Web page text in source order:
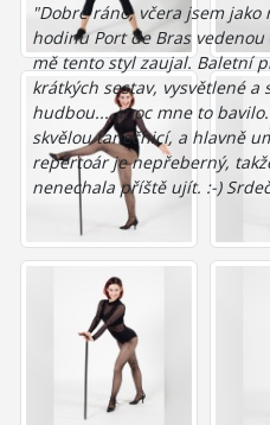
"Dobré ráno, včera jsem
hodinu Port de Bras
mě tento styl zaujal. Baletní
krátkých sestav, vysvětlené
hudbou.....moc mne to
skvělou tanečnicí, a hlavně
repertoár je nepřeberný,
nenechala příště ujít. :-)